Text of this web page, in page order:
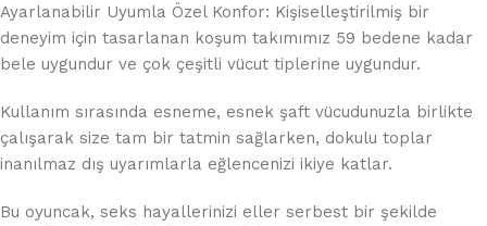
Ayarlanabilir Uyumla Özel Konfor: Kişiselleştirilmiş bir
deneyim için tasarlanan koşum takımımız 59 bedene kadar
bele uygundur ve çok çeşitli vücut tiplerine uygundur.
Kullanım sırasında esneme, esnek şaft vücudunuzla birlikte
çalışarak size tam bir tatmin sağlarken, dokulu toplar
inanılmaz dış uyarımlarla eğlencenizi ikiye katlar.
Bu oyuncak, seks hayallerinizi eller serbest bir şekilde